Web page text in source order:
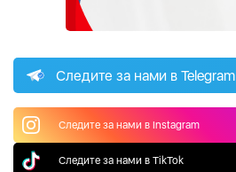
Следите за нами в Telegram
Следите за нами в Instagram
Следите за нами в TikTok